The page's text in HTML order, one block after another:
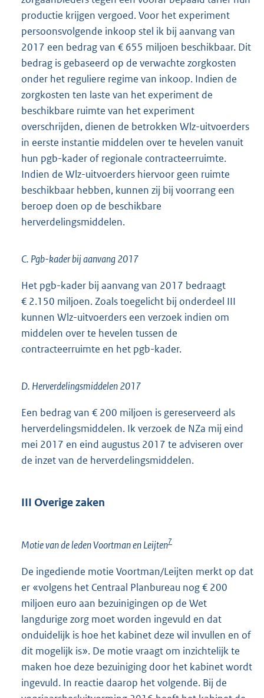
productie krijgen vergoed. Voor het experiment
persoonsvolgende inkoop stel ik bij aanvang van
2017 een bedrag van € 655 miljoen beschikbaar. Dit
bedrag is gebaseerd op de verwachte zorgkosten
onder het reguliere regime van inkoop. Indien de
zorgkosten ten laste van het experiment de
beschikbare ruimte van het experiment
overschrijden, dienen de betrokken Wlz-uitvoerders
in eerste instantie middelen over te hevelen vanuit
hun pgb-kader of regionale contracteerruimte.
Indien de Wlz-uitvoerders hiervoor geen ruimte
beschikbaar hebben, kunnen zij bij voorrang een
beroep doen op de beschikbare
herverdelingsmiddelen.
C. Pgb-kader bij aanvang 2017
Het pgb-kader bij aanvang van 2017 bedraagt
€ 2.150 miljoen. Zoals toegelicht bij onderdeel III
kunnen Wlz-uitvoerders een verzoek indien om
middelen over te hevelen tussen de
contracteerruimte en het pgb-kader.
D. Herverdelingsmiddelen 2017
Een bedrag van € 200 miljoen is gereserveerd als
herverdelingsmiddelen. Ik verzoek de NZa mij eind
mei 2017 en eind augustus 2017 te adviseren over
de inzet van de herverdelingsmiddelen.
III Overige zaken
Motie van de leden Voortman en Leijten7
De ingediende motie Voortman/Leijten merkt op dat
er «volgens het Centraal Planbureau nog € 200
miljoen euro aan bezuinigingen op de Wet
langdurige zorg moet worden ingevuld en dat
onduidelijk is hoe het kabinet deze wil invullen en of
dit mogelijk is». De motie vraagt om inzichtelijk te
maken hoe deze bezuiniging door het kabinet wordt
ingevuld. In reactie daarop het volgende. Bij de